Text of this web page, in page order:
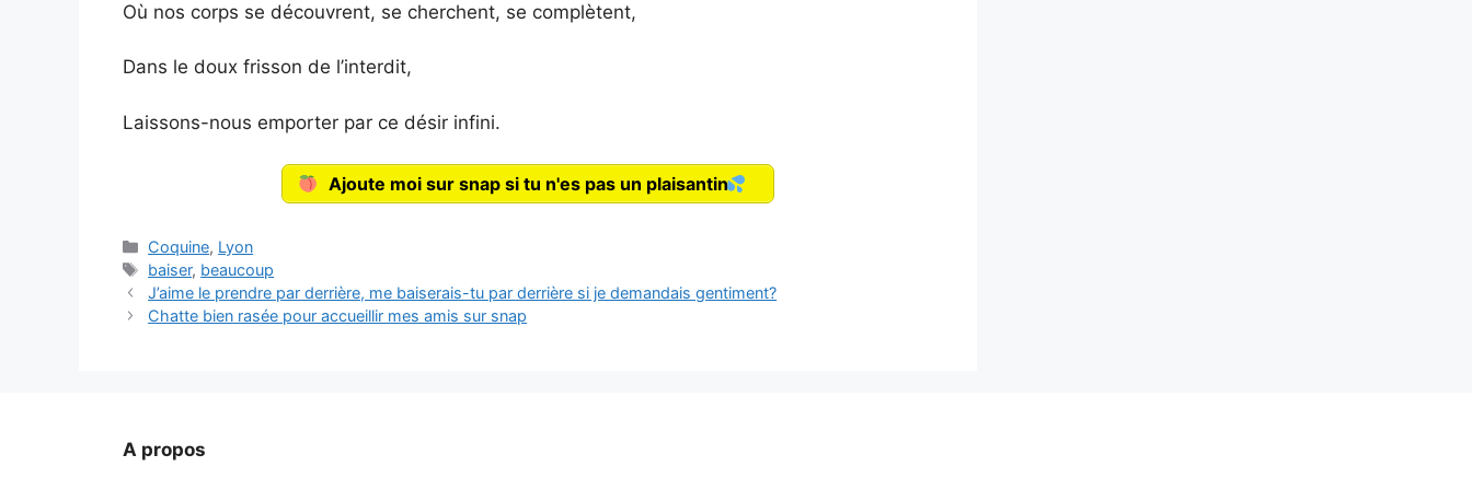
Où nos corps se découvrent, se cherchent, se complètent,
Dans le doux frisson de l’interdit,
Laissons-nous emporter par ce désir infini.
Ajoute moi sur snap si tu n'es pas un plaisantin
Catégories
Coquine, Lyon
Étiquettes
baiser, beaucoup
J’aime le prendre par derrière, me baiserais-tu par derrière si je demandais gentiment?
Chatte bien rasée pour accueillir mes amis sur snap
A propos